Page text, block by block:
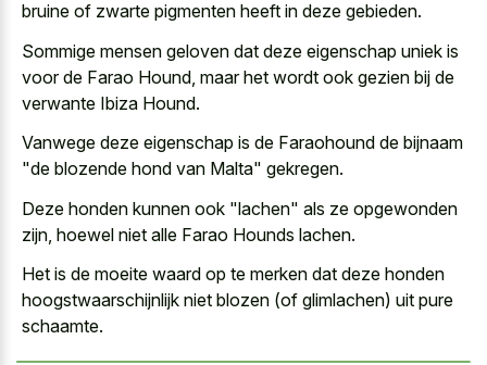
bruine of zwarte pigmenten heeft in deze gebieden.
Sommige mensen geloven dat deze eigenschap uniek is
voor de Farao Hound, maar het wordt ook gezien bij de
verwante Ibiza Hound.
Vanwege deze eigenschap is de Faraohound de bijnaam
"de blozende hond van Malta" gekregen.
Deze honden kunnen ook "lachen" als ze opgewonden
zijn, hoewel niet alle Farao Hounds lachen.
Het is de moeite waard op te merken dat deze honden
hoogstwaarschijnlijk niet blozen (of glimlachen) uit pure
schaamte.